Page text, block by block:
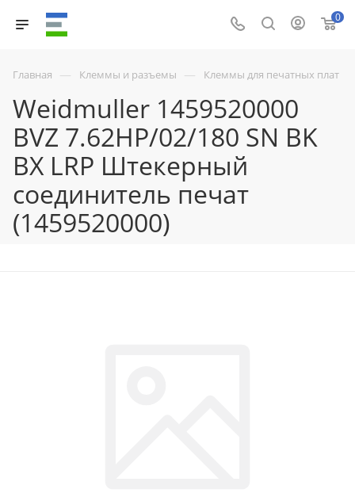
0
Главная — Клеммы и разъемы — Клеммы для печатных плат
Weidmuller 1459520000
BVZ 7.62HP/02/180 SN BK
BX LRP Штекерный
соединитель печат
(1459520000)